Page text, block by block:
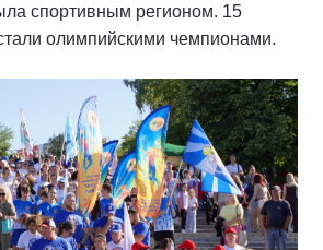
спортивным регионом. 15
олимпийскими чемпионами.